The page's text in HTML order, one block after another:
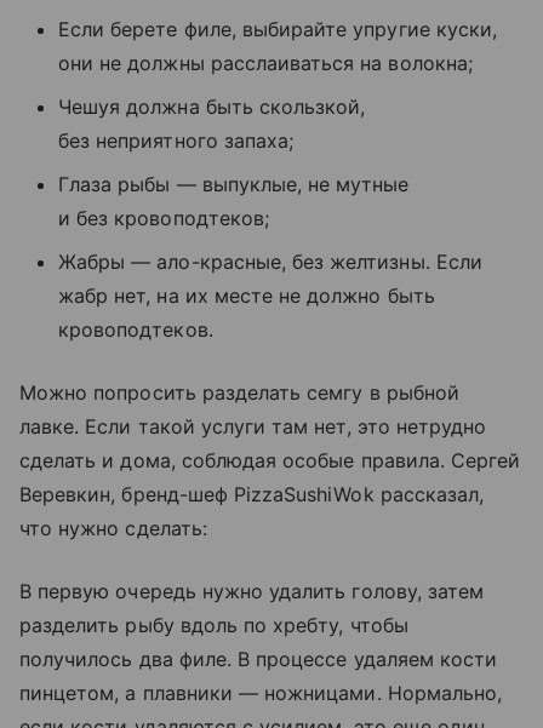
Если берете филе, выбирайте упругие куски,
они не должны расслаиваться на волокна;
Чешуя должна быть скользкой,
без неприятного запаха;
Глаза рыбы — выпуклые, не мутные
и без кровоподтеков;
Жабры — ало-красные, без желтизны. Если
жабр нет, на их месте не должно быть
кровоподтеков.
Можно попросить разделать семгу в рыбной
лавке. Если такой услуги там нет, это нетрудно
сделать и дома, соблюдая особые правила. Сергей
Веревкин, бренд-шеф PizzaSushiWok рассказал,
что нужно сделать:
В первую очередь нужно удалить голову, затем
разделить рыбу вдоль по хребту, чтобы
получилось два филе. В процессе удаляем кости
пинцетом, а плавники — ножницами. Нормально,